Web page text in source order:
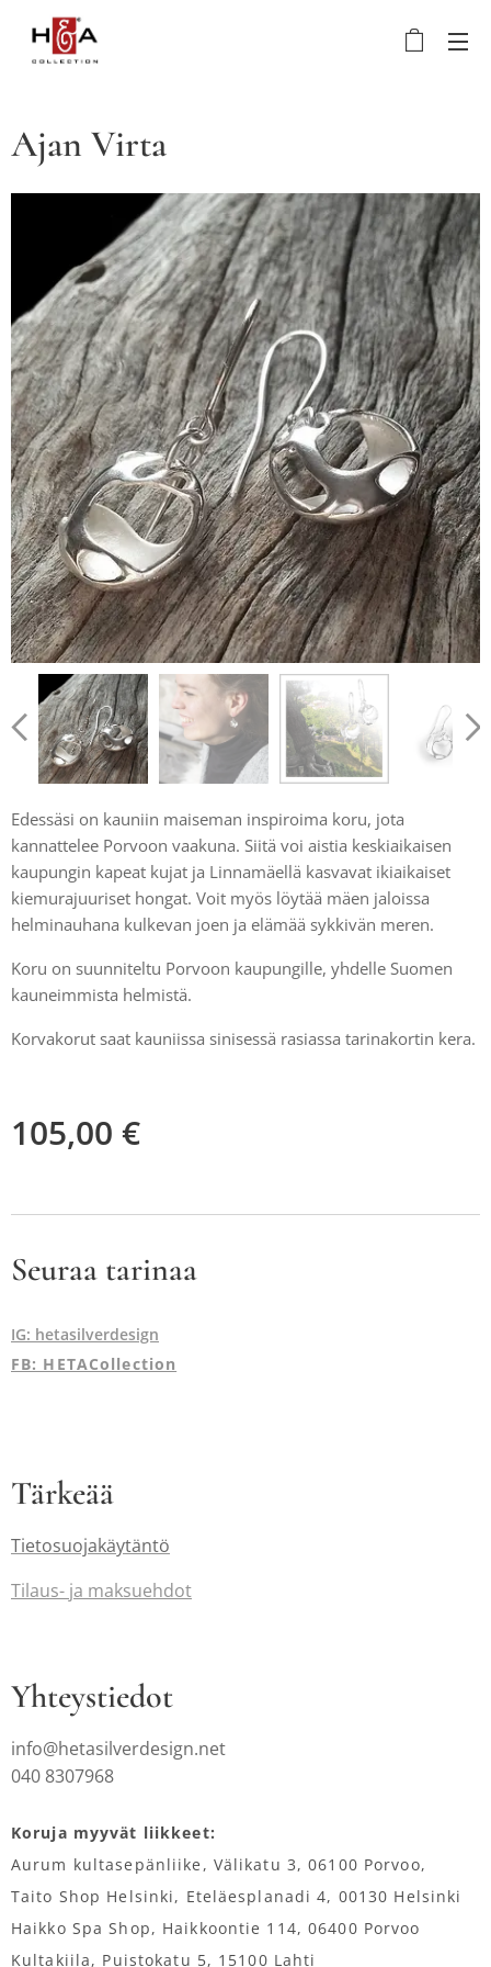
Ajan Virta
Edessäsi on kauniin maiseman inspiroima koru, jota
kannattelee Porvoon vaakuna. Siitä voi aistia keskiaikaisen
kaupungin kapeat kujat ja Linnamäellä kasvavat ikiaikaiset
kiemurajuuriset hongat. Voit myös löytää mäen jaloissa
helminauhana kulkevan joen ja elämää sykkivän meren.
Koru on suunniteltu Porvoon kaupungille, yhdelle Suomen
kauneimmista helmistä.
Korvakorut saat kauniissa sinisessä rasiassa tarinakortin kera.
105,00 €
Seuraa tarinaa
IG: hetasilverdesign
FB: HETACollection
Tärkeää
Tietosuojakäytäntö
Tilaus- ja maksuehdot
Yhteystiedot
info@hetasilverdesign.net
040 8307968
Koruja myyvät liikkeet:
Aurum kultasepänliike, Välikatu 3, 06100 Porvoo,
Taito Shop Helsinki, Eteläesplanadi 4, 00130 Helsinki
Haikko Spa Shop, Haikkoontie 114, 06400 Porvoo
Kultakiila, Puistokatu 5, 15100 Lahti